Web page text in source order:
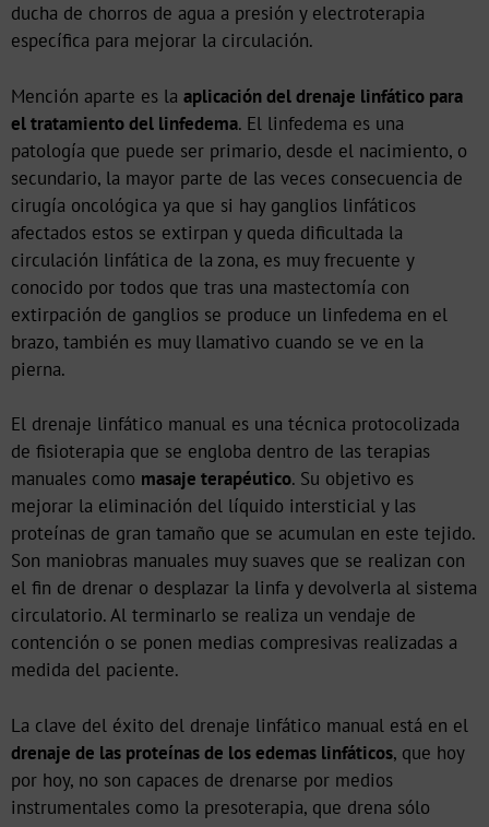
ducha de chorros de agua a presión y electroterapia
específica para mejorar la circulación.
Mención aparte es la aplicación del drenaje linfático para
el tratamiento del linfedema. El linfedema es una
patología que puede ser primario, desde el nacimiento, o
secundario, la mayor parte de las veces consecuencia de
cirugía oncológica ya que si hay ganglios linfáticos
afectados estos se extirpan y queda dificultada la
circulación linfática de la zona, es muy frecuente y
conocido por todos que tras una mastectomía con
extirpación de ganglios se produce un linfedema en el
brazo, también es muy llamativo cuando se ve en la
pierna.
El drenaje linfático manual es una técnica protocolizada
de fisioterapia que se engloba dentro de las terapias
manuales como masaje terapéutico. Su objetivo es
mejorar la eliminación del líquido intersticial y las
proteínas de gran tamaño que se acumulan en este tejido.
Son maniobras manuales muy suaves que se realizan con
el fin de drenar o desplazar la linfa y devolverla al sistema
circulatorio. Al terminarlo se realiza un vendaje de
contención o se ponen medias compresivas realizadas a
medida del paciente.
La clave del éxito del drenaje linfático manual está en el
drenaje de las proteínas de los edemas linfáticos, que hoy
por hoy, no son capaces de drenarse por medios
instrumentales como la presoterapia, que drena sólo